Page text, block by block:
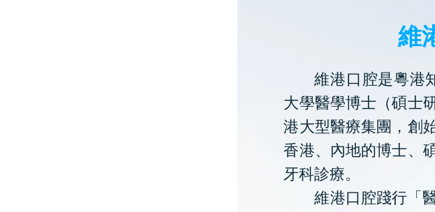
維
維港口腔是粵港
大學醫學博士（碩士
港大型醫療集團，創
香港、內地的博士、
牙科診療。
維港口腔踐行「